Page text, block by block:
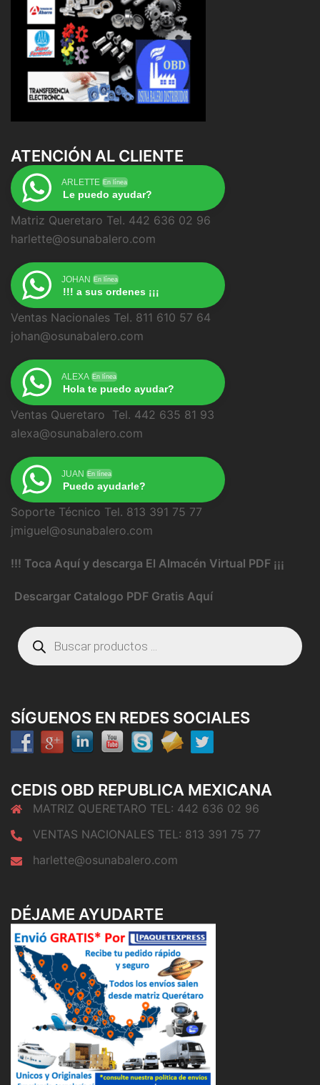
ATENCIÓN AL CLIENTE
ARLETTE En línea
Le puedo ayudar?
Matriz Queretaro Tel. 442 636 02 96
harlette@osunabalero.com
JOHAN En línea
!!! a sus ordenes ¡¡¡
Ventas Nacionales Tel. 811 610 57 64
johan@osunabalero.com
ALEXA En línea
Hola te puedo ayudar?
Ventas Queretaro Tel. 442 635 81 93
alexa@osunabalero.com
JUAN En línea
Puedo ayudarle?
Soporte Técnico Tel. 813 391 75 77
jmiguel@osunabalero.com
!!! Toca Aquí y descarga El Almacén Virtual PDF ¡¡¡
Descargar Catalogo PDF Gratis Aquí
Búsqueda
de
productos
SÍGUENOS EN REDES SOCIALES
CEDIS OBD REPUBLICA MEXICANA
MATRIZ QUERETARO TEL: 442 636 02 96
VENTAS NACIONALES TEL: 813 391 75 77
harlette@osunabalero.com
DÉJAME AYUDARTE